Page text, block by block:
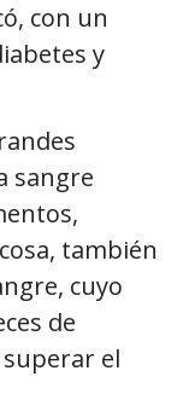
con un
y
sangre
también
cuyo
de
el